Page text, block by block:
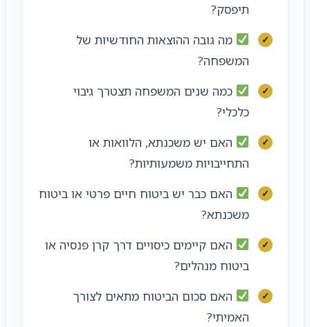
תיפסק?
מה גובה ההוצאות החודשיות של
המשפחה?
כמה שנים המשפחה תצטרך גיבוי
כלכלי?
האם יש משכנתא, הלוואות או
התחייבויות משמעותיות?
האם כבר יש ביטוח חיים פרטי או ביטוח
משכנתא?
האם קיימים כיסויים דרך קרן פנסיה או
ביטוח מנהלים?
האם סכום הביטוח מתאים לצורך
האמיתי?